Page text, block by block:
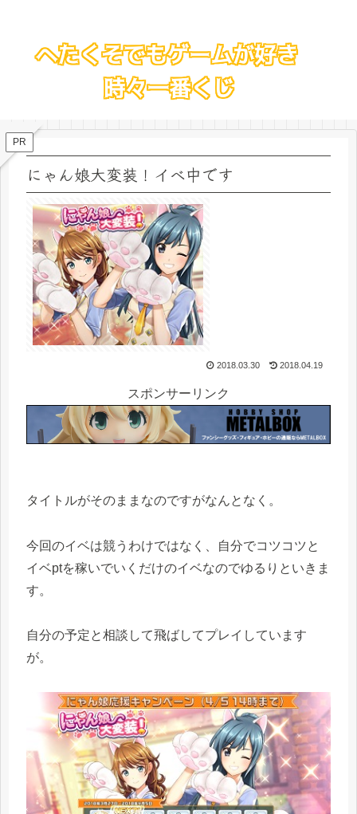
PR
にゃん娘大変装！イベ中です
2018.03.30 2018.04.19
スポンサーリンク
タイトルがそのままなのですがなんとなく。
今回のイベは競うわけではなく、自分でコツコツと
イベptを稼いでいくだけのイベなのでゆるりといきま
す。
自分の予定と相談して飛ばしてプレイしています
が。